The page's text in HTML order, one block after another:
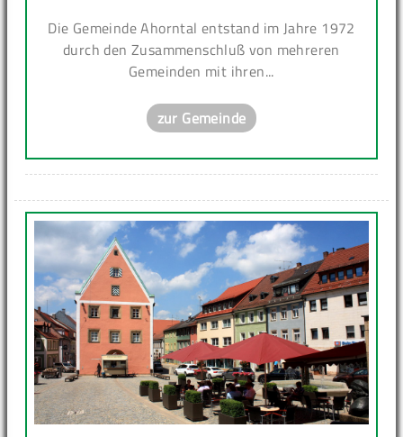
Die Gemeinde Ahorntal entstand im Jahre 1972
durch den Zusammenschluß von mehreren
Gemeinden mit ihren...
zur Gemeinde